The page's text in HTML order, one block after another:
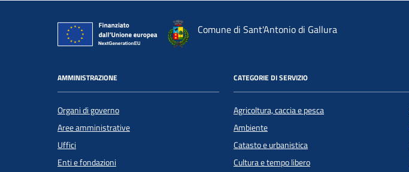
Comune di Sant'Antonio di Gallura
AMMINISTRAZIONE
Organi di governo
Aree amministrative
Uffici
Enti e fondazioni
CATEGORIE DI SERVIZIO
Agricoltura, caccia e pesca
Ambiente
Catasto e urbanistica
Cultura e tempo libero